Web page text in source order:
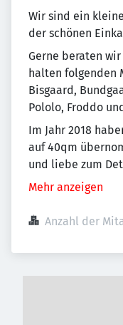
Wir sind ein
der schönen
Gerne beraten
halten folgenden
Bisgaard,
Pololo, Froddo
Im Jahr 2018
auf 40qm
und liebe zum
Mehr anzeigen
Anzahl der